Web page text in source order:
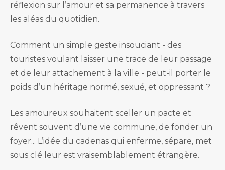
réflexion sur l’amour et sa permanence à travers
les aléas du quotidien.
Comment un simple geste insouciant - des
touristes voulant laisser une trace de leur passage
et de leur attachement à la ville - peut-il porter le
poids d’un héritage normé, sexué, et oppressant ?
Les amoureux souhaitent sceller un pacte et
rêvent souvent d’une vie commune, de fonder un
foyer... L’idée du cadenas qui enferme, sépare, met
sous clé leur est vraisemblablement étrangère.